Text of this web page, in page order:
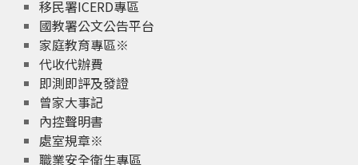
移民署ICERD專區
國教署公文公告平台
家庭教育專區※
代收代辦費
即測即評及發證
曾家大事記
內控聲明書
處室規章※
職業安全衛生專區